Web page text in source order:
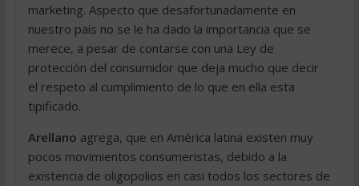
marketing. Aspecto que desafortunadamente en
nuestro país no se le ha dado la importancia que se
merece, a pesar de contarse con una Ley de
protección del consumidor que deja mucho que decir
el respeto al cumplimiento de lo que en ella esta
tipificado.
Arellano agrega, que en América latina existen muy
pocos movimientos consumeristas, debido a la
existencia de oligopolios en casi todos los sectores de